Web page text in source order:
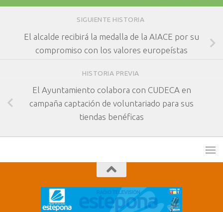
SIGUIENTE HISTORIA
El alcalde recibirá la medalla de la AIACE por su
compromiso con los valores europeístas
HISTORIA PREVIA
El Ayuntamiento colabora con CUDECA en
campaña captación de voluntariado para sus
tiendas benéficas